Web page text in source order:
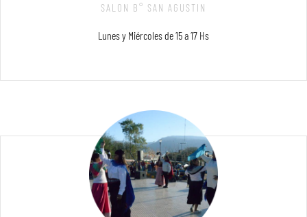
SALON B° SAN AGUSTIN
Lunes y Miércoles de 15 a 17 Hs